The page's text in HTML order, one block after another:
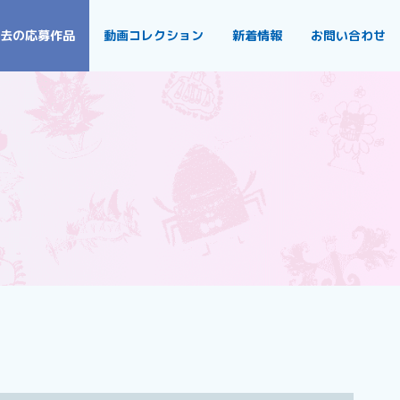
の応募作品 動画コレクション 新着情報 お問い合わせ